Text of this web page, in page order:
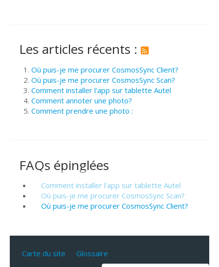
Les articles récents :
Où puis-je me procurer CosmosSync Client?
Où puis-je me procurer CosmosSync Scan?
Comment installer l'app sur tablette Autel
Comment annoter une photo?
Comment prendre une photo :
FAQs épinglées
Comment installer l'app sur tablette Autel
Où puis-je me procurer CosmosSync Scan?
Où puis-je me procurer CosmosSync Client?
Carte du site Glossaire